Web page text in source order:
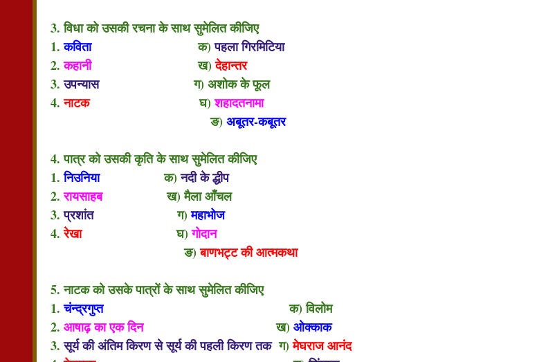
3. विधा को उसकी रचना के साथ सुमेलित कीजिए
1.कविता क)पहला गिरमिटिया
2.कहानी ख)देहान्तर
3.उपन्यासग) अशोक के फूल
4.नाटकघ)शहादतनामा
ङ) अबूतर-कबूतर
4. पात्र को उसकी कृति के साथ सुमेलित कीजिए
1.निउनिया क)नदी के द्धीप
2.रायसाहब
ख) मैला आँचल
3.प्रशांत ग)महाभोज
4.रेखा घ)गोदान
ङ)बाणभट्ट की आत्मकथा
5. नाटक को उसके पात्रों के साथ सुमेलित कीजिए
1.चंन्द्रगुप्तक) विलोम
2. आषाढ़ का एक दिन ख) ओक्काक
3.सूर्य की अंतिम किरण से सूर्य की पहली किरण तक ग)मेघराज आनंद